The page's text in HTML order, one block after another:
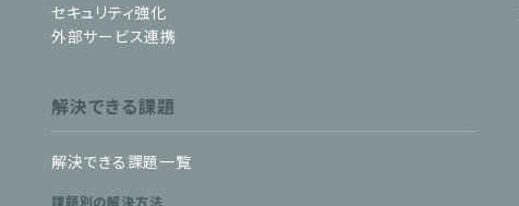
セキュリティ強化
外部サービス連携
解決できる課題
解決できる課題一覧
課題別の解決方法